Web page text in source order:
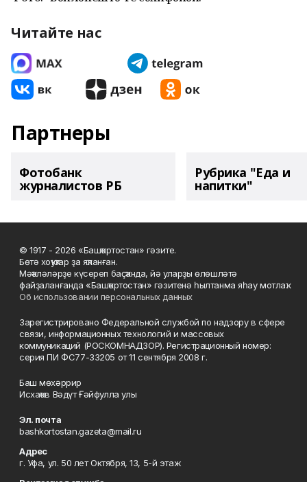
Читайте нас
Партнеры
Фотобанк
журналистов РБ
Рубрика "Еда и
напитки"
© 1917 - 2026 «Башҡортостан» гәзите.
Бөтә хоҡуҡтар ҙа яҡланған.
Мәҡәләләрҙе күсереп баҫҡанда, йә уларҙы өлөшләтә
файҙаланғанда «Башҡортостан» гәзитенә һылтанма яһау мотлаҡ.
Об использовании персональных данных
Зарегистрировано Федеральной службой по надзору в сфере
связи, информационных технологий и массовых
коммуникаций (РОСКОМНАДЗОР). Регистрационный номер:
серия ПИ ФС77-33205 от 11 сентября 2008 г.
Баш мөхәррир
Исхаҡов Вәдүт Ғәйфулла улы
Эл. почта
bashkortostan.gazeta@mail.ru
Адрес
г. Уфа, ул. 50 лет Октября, 13, 5-й этаж